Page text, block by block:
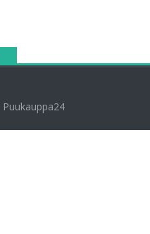
Puukauppa24